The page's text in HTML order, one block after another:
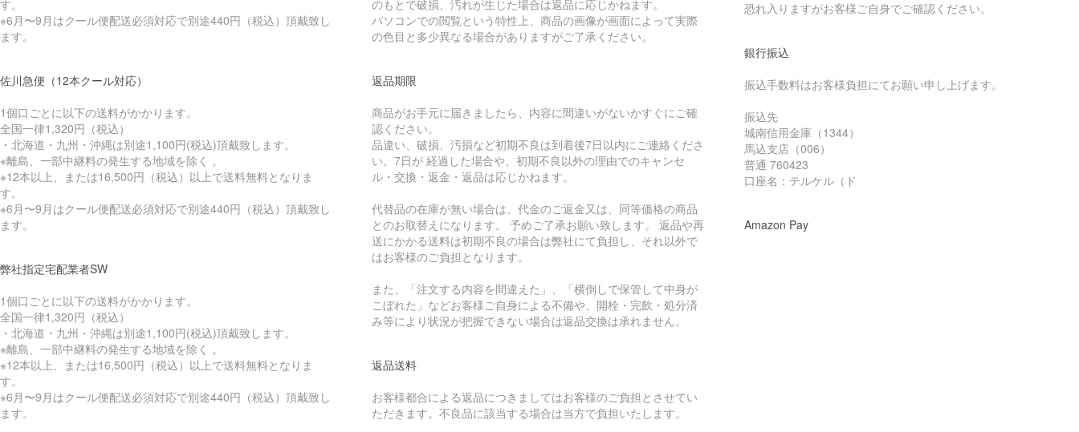
す。
※6月〜9月はクール便配送必須対応で別途440円（税込）頂戴致し
ます。
佐川急便（12本クール対応）
1個口ごとに以下の送料がかかります。
全国一律1,320円（税込）
・北海道・九州・沖縄は別途1,100円(税込)頂戴致します。
※離島、一部中継料の発生する地域を除く 。
※12本以上、または16,500円（税込）以上で送料無料となりま
す。
※6月〜9月はクール便配送必須対応で別途440円（税込）頂戴致し
ます。
弊社指定宅配業者SW
1個口ごとに以下の送料がかかります。
全国一律1,320円（税込）
・北海道・九州・沖縄は別途1,100円(税込)頂戴致します。
※離島、一部中継料の発生する地域を除く 。
※12本以上、または16,500円（税込）以上で送料無料となりま
す。
※6月〜9月はクール便配送必須対応で別途440円（税込）頂戴致し
ます。
のもとで破損、汚れが生じた場合は返品に応じかねます。
パソコンでの閲覧という特性上、商品の画像が画面によって実際
の色目と多少異なる場合がありますがご了承ください。
返品期限
商品がお手元に届きましたら、内容に間違いがないかすぐにご確
認ください。
品違い、破損、汚損など初期不良は到着後7日以内にご連絡くださ
い。7日が 経過した場合や、初期不良以外の理由でのキャンセ
ル・交換・返金・返品は応じかねます。
代替品の在庫が無い場合は、代金のご返金又は、同等価格の商品
とのお取替えになります。 予めご了承お願い致します。 返品や再
送にかかる送料は初期不良の場合は弊社にて負担し、それ以外で
はお客様のご負担となります。
また、「注文する内容を間違えた」、「横倒しで保管して中身が
こぼれた」などお客様ご自身による不備や、開栓・完飲・処分済
み等により状況が把握できない場合は返品交換は承れません。
返品送料
お客様都合による返品につきましてはお客様のご負担とさせてい
ただきます。不良品に該当する場合は当方で負担いたします。
恐れ入りますがお客様ご自身でご確認ください。
銀行振込
振込手数料はお客様負担にてお願い申し上げます。
振込先
城南信用金庫（1344）
馬込支店（006）
普通 760423
口座名：テルケル（ド
Amazon Pay